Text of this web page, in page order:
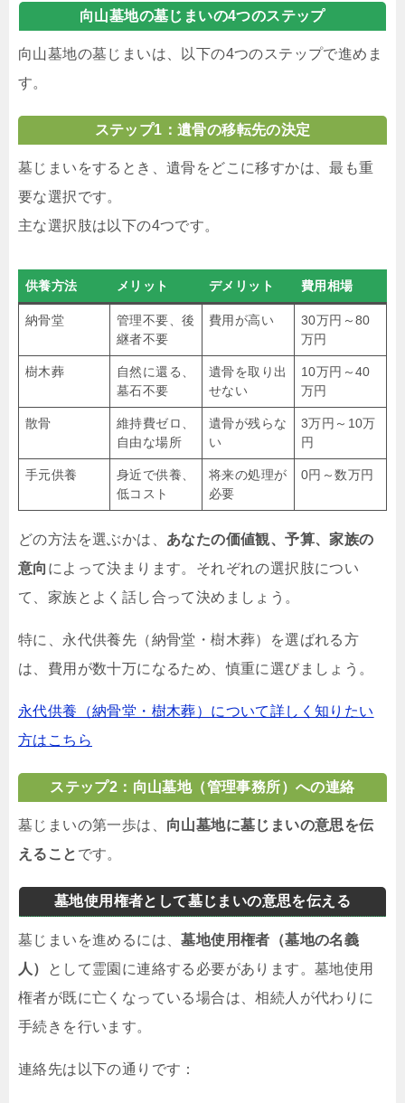
向山墓地の墓じまいの4つのステップ
向山墓地の墓じまいは、以下の4つのステップで進めま
す。
ステップ1：遺骨の移転先の決定
墓じまいをするとき、遺骨をどこに移すかは、最も重
要な選択です。
主な選択肢は以下の4つです。
供養方法 メリット デメリット 費用相場
納骨堂
管理不要、後
継者不要
費用が高い
30万円～80
万円
樹木葬
自然に還る、
墓石不要
遺骨を取り出
せない
10万円～40
万円
散骨
維持費ゼロ、
自由な場所
遺骨が残らな
い
3万円～10万
円
手元供養
身近で供養、
低コスト
将来の処理が
必要
0円～数万円
どの方法を選ぶかは、 あなたの価値観、予算、家族の
意向 によって決まります。それぞれの選択肢につい
て、家族とよく話し合って決めましょう。
特に、永代供養先（納骨堂・樹木葬）を選ばれる方
は、費用が数十万になるため、慎重に選びましょう。
永代供養（納骨堂・樹木葬）について詳しく知りたい
方はこちら
ステップ2：向山墓地（管理事務所）への連絡
墓じまいの第一歩は、 向山墓地に墓じまいの意思を伝
えること です。
墓地使用権者として墓じまいの意思を伝える
墓じまいを進めるには、墓地使用権者（墓地の名義
人）
として霊園に連絡する必要があります。墓地使用
権者が既に亡くなっている場合は、相続人が代わりに
手続きを行います。
連絡先は以下の通りです：